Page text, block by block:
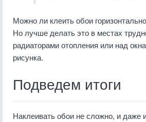
Можно ли клеить обои
Но лучше делать это в местах
радиаторами отопления или над
рисунка.
Подведем итоги
Наклеивать обои не сложно, и даже